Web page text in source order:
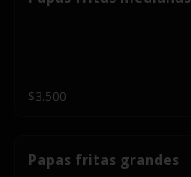
$3.500
Papas fritas grandes